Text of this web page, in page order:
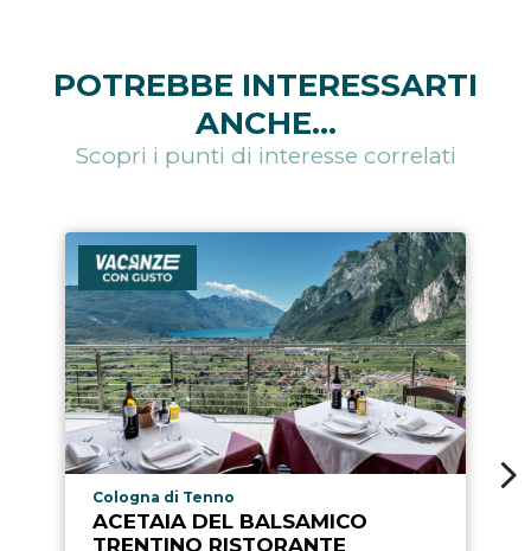
POTREBBE INTERESSARTI
ANCHE...
Scopri i punti di interesse correlati
Località punto di interesse
Cologna di Tenno
ACETAIA DEL BALSAMICO
TRENTINO RISTORANTE